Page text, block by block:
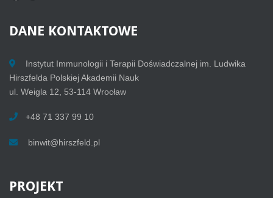
DANE KONTAKTOWE
Instytut Immunologii i Terapii Doświadczalnej im. Ludwika
Hirszfelda Polskiej Akademii Nauk
ul. Weigla 12, 53-114 Wrocław
+48 71 337 99 10
binwit@hirszfeld.pl
PROJEKT